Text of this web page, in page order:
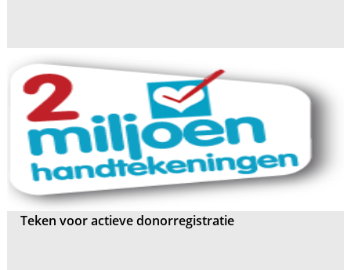
Teken voor actieve donorregistratie